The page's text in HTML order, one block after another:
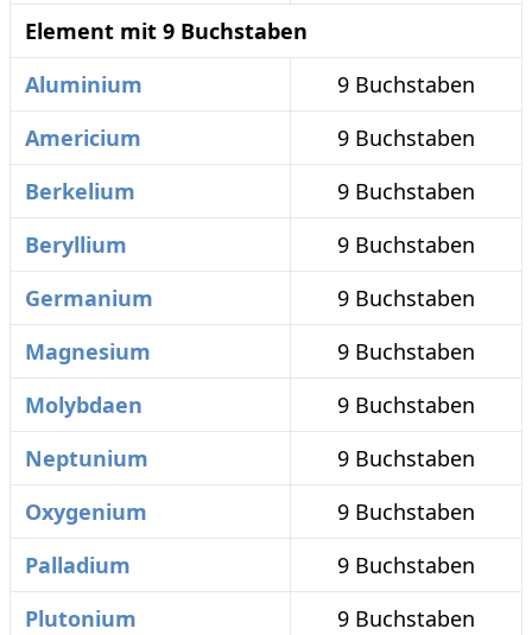
Element mit 9 Buchstaben
Aluminium
9 Buchstaben
Americium
9 Buchstaben
Berkelium
9 Buchstaben
Beryllium
9 Buchstaben
Germanium
9 Buchstaben
Magnesium
9 Buchstaben
Molybdaen
9 Buchstaben
Neptunium
9 Buchstaben
Oxygenium
9 Buchstaben
Palladium
9 Buchstaben
Plutonium
9 Buchstaben